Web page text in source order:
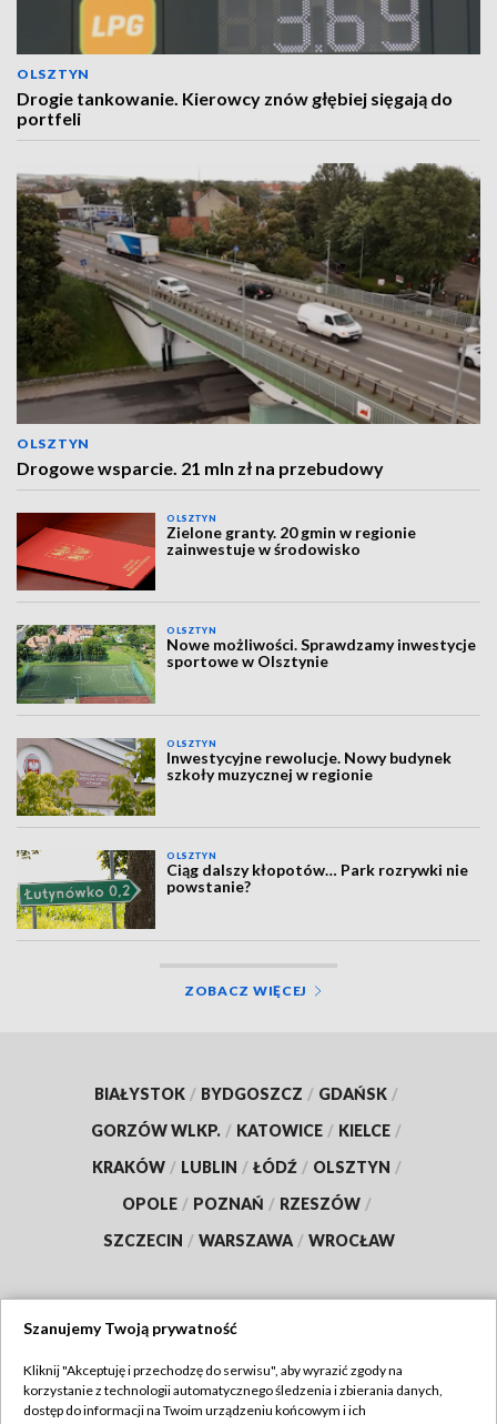
OLSZTYN
Drogie tankowanie. Kierowcy znów głębiej sięgają do
portfeli
OLSZTYN
Drogowe wsparcie. 21 mln zł na przebudowy
OLSZTYN
Zielone granty. 20 gmin w regionie
zainwestuje w środowisko
OLSZTYN
Nowe możliwości. Sprawdzamy inwestycje
sportowe w Olsztynie
OLSZTYN
Inwestycyjne rewolucje. Nowy budynek
szkoły muzycznej w regionie
OLSZTYN
Ciąg dalszy kłopotów… Park rozrywki nie
powstanie?
ZOBACZ WIĘCEJ
BIAŁYSTOK / BYDGOSZCZ / GDAŃSK /
GORZÓW WLKP. / KATOWICE / KIELCE /
KRAKÓW / LUBLIN / ŁÓDŹ / OLSZTYN /
OPOLE / POZNAŃ / RZESZÓW /
SZCZECIN / WARSZAWA / WROCŁAW
TVP
Szanujemy Twoją prywatność
Kliknij "Akceptuję i przechodzę do serwisu", aby wyrazić zgody na
korzystanie z technologii automatycznego śledzenia i zbierania danych,
dostęp do informacji na Twoim urządzeniu końcowym i ich